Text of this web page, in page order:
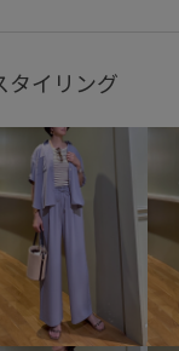
26RPUVCARE
RP26SS
感 きれいめ
アクセサリー
チー クーポン対象
タイリング